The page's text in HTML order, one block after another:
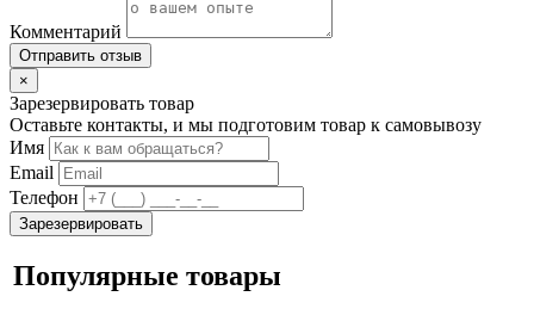
Комментарий
Отправить отзыв
×
Зарезервировать товар
Оставьте контакты, и мы подготовим товар к самовывозу
Имя
Email
Телефон
Зарезервировать
Популярные товары